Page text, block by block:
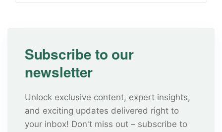
Subscribe to our
newsletter
Unlock exclusive content, expert insights,
and exciting updates delivered right to
your inbox! Don't miss out – subscribe to